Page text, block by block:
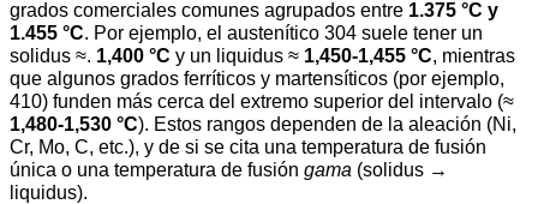
grados comerciales comunes agrupados entre 1.375 °C y
1.455 °C. Por ejemplo, el austenítico 304 suele tener un
solidus ≈. 1,400 °C y un liquidus ≈ 1,450-1,455 °C, mientras
que algunos grados ferríticos y martensíticos (por ejemplo,
410) funden más cerca del extremo superior del intervalo (≈
1,480-1,530 °C). Estos rangos dependen de la aleación (Ni,
Cr, Mo, C, etc.), y de si se cita una temperatura de fusión
única o una temperatura de fusión gama (solidus →
liquidus).